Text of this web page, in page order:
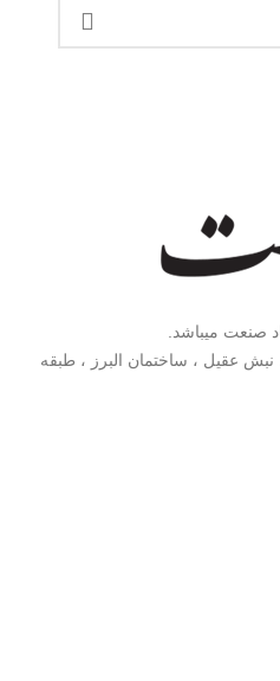
صنعت میباشد.
نبش عقیل ، ساختمان البرز ، طبقه